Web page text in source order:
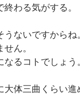
ドキュメンタリー
わる気がする。
うないですからね
ん。
なるコトでしょう
大体三曲くらい